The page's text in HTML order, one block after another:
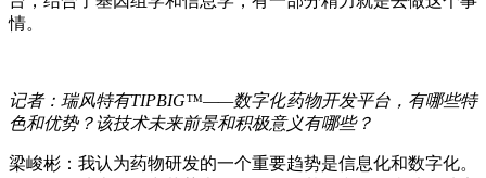
情。
记者：瑞风特有TIPBIG™——数字化药物开发平台，有哪些特
色和优势？该技术未来前景和积极意义有哪些？
梁峻彬：我认为药物研发的一个重要趋势是信息化和数字化。